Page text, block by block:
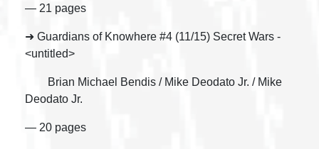
— 21 pages
➜ Guardians of Knowhere #4 (11/15) Secret Wars -
<untitled>
Brian Michael Bendis / Mike Deodato Jr. / Mike
Deodato Jr.
— 20 pages